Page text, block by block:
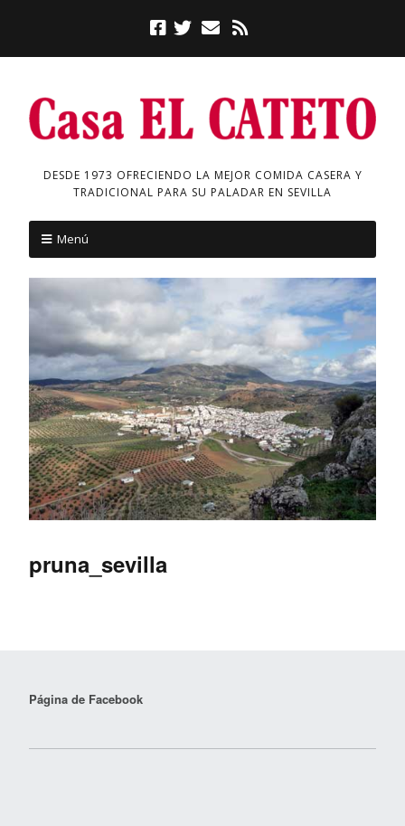
DESDE 1973 OFRECIENDO LA MEJOR COMIDA CASERA Y
TRADICIONAL PARA SU PALADAR EN SEVILLA
Menú
pruna_sevilla
Página de Facebook